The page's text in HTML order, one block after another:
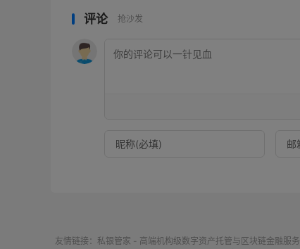
评论 抢沙发
友情链接： 私银管家 - 高端机构级数字资产托管与区块链金融服务